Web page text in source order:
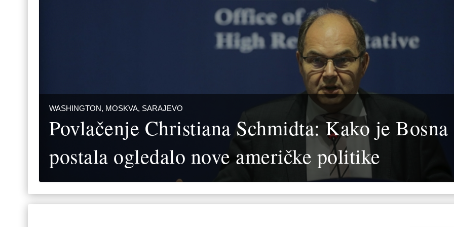
WASHINGTON, MOSKVA, SARAJEVO
Povlačenje Christiana Schmidta: Kako je Bosna
postala ogledalo nove američke politike